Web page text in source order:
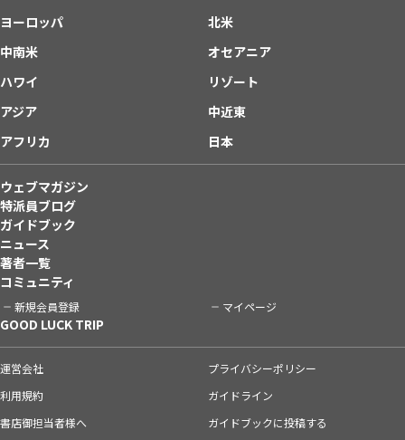
ヨーロッパ
北米
中南米
オセアニア
ハワイ
リゾート
アジア
中近東
アフリカ
日本
ウェブマガジン
特派員ブログ
ガイドブック
ニュース
著者一覧
コミュニティ
新規会員登録 マイページ
GOOD LUCK TRIP
運営会社
プライバシーポリシー
利用規約
ガイドライン
書店御担当者様へ
ガイドブックに投稿する